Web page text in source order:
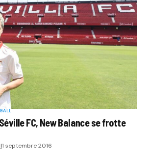
FC, New Balance se frotte
1 septembre 2016